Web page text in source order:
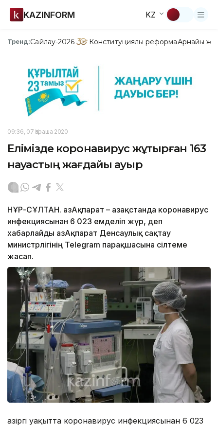
KAZINFORM KZ
Тренд:Сайлау-2026 Конституциялық реформаАрнайы
09:36, 07 Қараша 2020
Елімізде коронавирус жұқтырған 163
науқастың жағдайы ауыр
НҰР-СҰЛТАН. ҚазАқпарат – Қазақстанда коронавирус
инфекциясынан 6 023 емделіп жүр, деп
хабарлайды ҚазАқпарат Денсаулық сақтау
министрлігінің Telegram парақшасына сілтеме
жасап.
Қазіргі уақытта коронавирус инфекциясынан 6 023